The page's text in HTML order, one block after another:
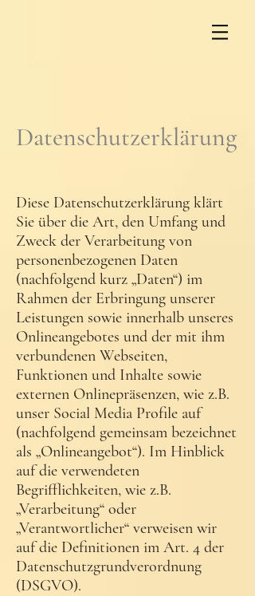
Datenschutzerklärung
Diese Datenschutzerklärung klärt
Sie über die Art, den Umfang und
Zweck der Verarbeitung von
personenbezogenen Daten
(nachfolgend kurz „Daten“) im
Rahmen der Erbringung unserer
Leistungen sowie innerhalb unseres
Onlineangebotes und der mit ihm
verbundenen Webseiten,
Funktionen und Inhalte sowie
externen Onlinepräsenzen, wie z.B.
unser Social Media Profile auf
(nachfolgend gemeinsam bezeichnet
als „Onlineangebot“). Im Hinblick
auf die verwendeten
Begrifflichkeiten, wie z.B.
„Verarbeitung“ oder
„Verantwortlicher“ verweisen wir
auf die Definitionen im Art. 4 der
Datenschutzgrundverordnung
(DSGVO).